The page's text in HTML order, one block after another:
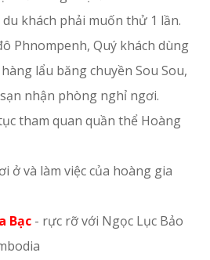
khách phải muốn thử 1 lần.
Phnompenh, Quý khách dùng
lẩu băng chuyền Sou Sou,
nhận phòng nghỉ ngơi.
tham quan quần thể Hoàng
ở và làm việc của hoàng gia
Bạc - rực rỡ với Ngọc Lục Bảo